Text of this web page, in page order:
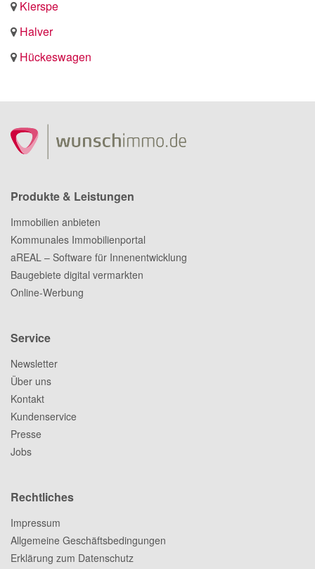
Kierspe
Halver
Hückeswagen
Produkte & Leistungen
Immobilien anbieten
Kommunales Immobilienportal
aREAL – Software für Innenentwicklung
Baugebiete digital vermarkten
Online-Werbung
Service
Newsletter
Über uns
Kontakt
Kundenservice
Presse
Jobs
Rechtliches
Impressum
Allgemeine Geschäftsbedingungen
Erklärung zum Datenschutz